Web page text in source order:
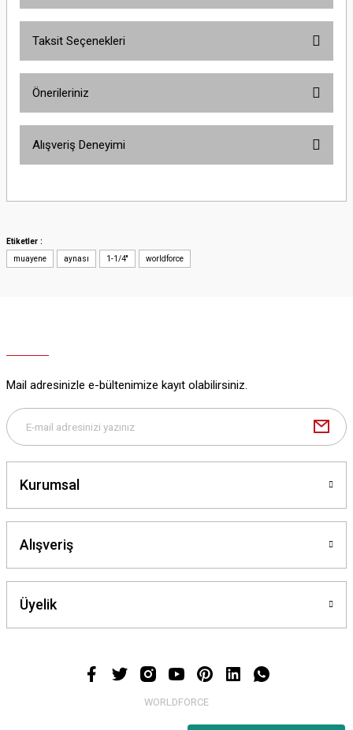
Taksit Seçenekleri
Önerileriniz
yetersiz gördüğünüz noktaları öneri formunu kullanarak tarafımıza
Ürün açıklamasında eksik bilgiler bulunuyor.
Ürün bilgilerinde hatalar bulunuyor.
Gönder
Alışveriş Deneyimi
Hızlı ve özenli kargo.
Mahir SARUHANOĞLU | 23/06/2025
Deneyimini Paylaş
Etiketler :
muayene
aynası 1-1/4'' worldforce
Mail adresinizle e-bültenimize kayıt olabilirsiniz.
Kurumsal
Alışveriş
Üyelik
WORLDFORCE